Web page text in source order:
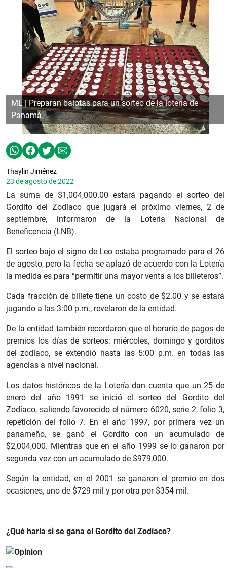
ML | Preparan balotas para un sorteo de la lotería de
Panamá.
Thaylin Jiménez
23 de agosto de 2022
La suma de $1,004,000.00 estará pagando el sorteo del
Gordito del Zodíaco que jugará el próximo viernes, 2 de
septiembre, informaron de la Lotería Nacional de
Beneficencia (LNB).
El sorteo bajo el signo de Leo estaba programado para el 26
de agosto, pero la fecha se aplazó de acuerdo con la Lotería
la medida es para “permitir una mayor venta a los billeteros”.
Cada fracción de billete tiene un costo de $2.00 y se estará
jugando a las 3:00 p.m., revelaron de la entidad.
De la entidad también recordaron que el horario de pagos de
premios los días de sorteos: miércoles, domingo y gorditos
del zodíaco, se extendió hasta las 5:00 p.m. en todas las
agencias a nivel nacional.
Los datos históricos de la Lotería dan cuenta que un 25 de
enero del año 1991 se inició el sorteo del Gordito del
Zodíaco, saliendo favorecido el número 6020, serie 2, folio 3,
repetición del folio 7. En el año 1997, por primera vez un
panameño, se ganó el Gordito con un acumulado de
$2,004,000. Mientras que en el año 1999 se lo ganaron por
segunda vez con un acumulado de $979,000.
Según la entidad, en el 2001 se ganaron el premio en dos
ocasiones, uno de $729 mil y por otra por $354 mil.
¿Qué haría si se gana el Gordito del Zodíaco?